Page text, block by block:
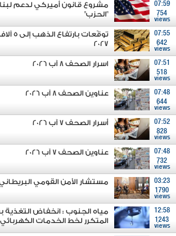
07:59
754
views
مشروع قانون أميركي لدعم
"الحزب"
07:55
642
views
توقّعات
2027
07:51
518
views
اسرار الصحف 8 آب 2026
07:48
644
views
عناوين الصحف 8 آب 2026
07:52
828
views
أسرار الصحف 7 آب 2026
07:48
732
views
عناوين الصحف 7 آب 2026
03:23
1790
views
مستشار الأمن القومي البريطاني
12:58
1243
views
مياه الجنوب : انخفاض التغذية
المتكرر لخط الخدمات الكهربائي